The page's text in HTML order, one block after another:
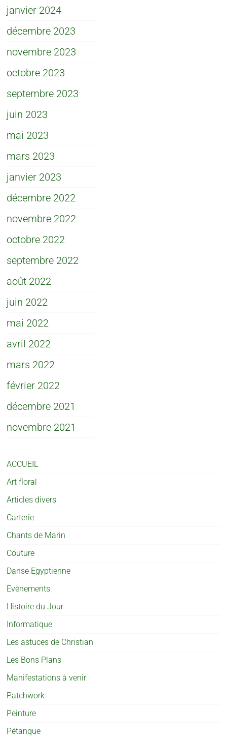
janvier 2024
décembre 2023
novembre 2023
octobre 2023
septembre 2023
juin 2023
mai 2023
mars 2023
janvier 2023
décembre 2022
novembre 2022
octobre 2022
septembre 2022
août 2022
juin 2022
mai 2022
avril 2022
mars 2022
février 2022
décembre 2021
novembre 2021
ACCUEIL
Art floral
Articles divers
Carterie
Chants de Marin
Couture
Danse Egyptienne
Evènements
Histoire du Jour
Informatique
Les astuces de Christian
Les Bons Plans
Manifestations à venir
Patchwork
Peinture
Pétanque